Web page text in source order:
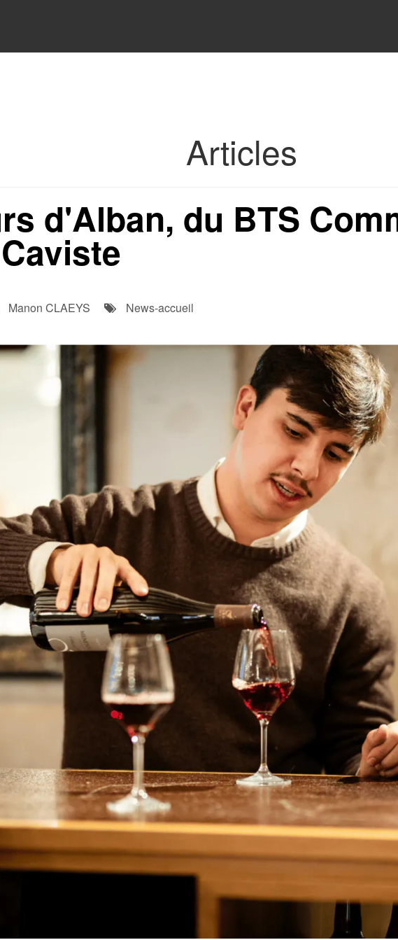
Articles
d'Alban, du BTS
Manon CLAEYS News-accueil